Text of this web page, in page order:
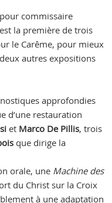
commissaire
la première de trois
le Carême, pour mieux
autres expositions
approfondies
d’une restauration
et Marco De Pillis, trois
que dirige la
orale, une Machine des
du Christ sur la Croix
à une adaptation